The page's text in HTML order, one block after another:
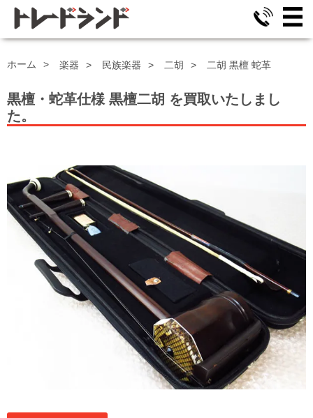
ホーム 楽器 民族楽器 二胡 二胡 黒檀 蛇革
黒檀・蛇革仕様 黒檀二胡 を買取いたしまし
た。